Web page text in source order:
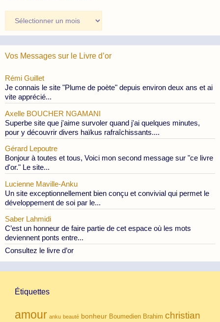
des
Publications
Vos Messages sur le Livre d’or
Rémi Guillet
Je connais le site "Plume de poète" depuis environ deux ans et ai
vite apprécié...
Axelle BOUCHER NGAMANI
Superbe site que j'aime survoler quand j'ai quelques minutes,
pour y découvrir divers haïkus rafraîchissants....
Gérard Lepoutre
Bonjour à toutes et tous, Voici mon second message sur "ce livre
d'or." Le site...
Lucienne Maville-Anku
Un site exceptionnellement bien conçu et convivial qui permet le
développement de soi par le...
Saber Lahmidi
C’est un honneur de faire partie de cet espace où les mots
deviennent ponts entre...
Consultez le livre d’or
Étiquettes
amour anku beauté bonheur Boumedien Brahim christian